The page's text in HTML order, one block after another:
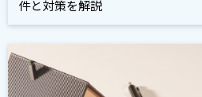
件と対策を解説